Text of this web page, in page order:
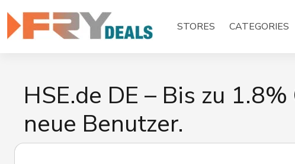
content
STORES CATEGORIES
HSE.de DE – Bis zu
neue Benutzer.